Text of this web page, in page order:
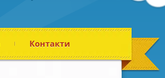
Контакти